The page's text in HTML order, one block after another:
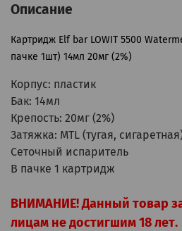
Описание
Картридж Elf bar LOWIT 5500
пачке 1шт) 14мл 20мг (2%)
Корпус: пластик
Бак: 14мл
Крепость: 20мг (2%)
Затяжка: MTL (тугая,
Сеточный испаритель
В пачке 1 картридж
ВНИМАНИЕ! Данный товар
лицам не достигшим 18 лет.